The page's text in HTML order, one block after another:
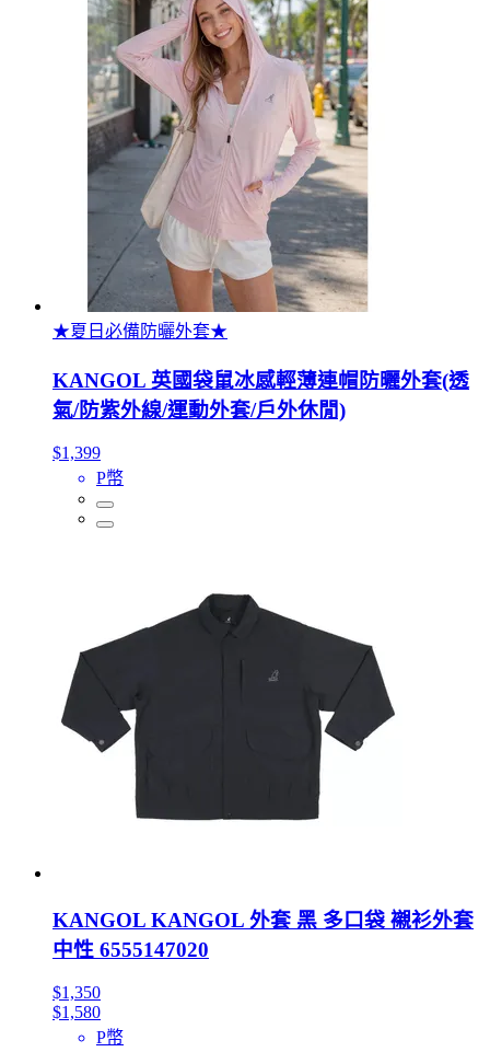
★夏日必備防曬外套★
KANGOL 英國袋鼠冰感輕薄連帽防曬外套(透
氣/防紫外線/運動外套/戶外休閒)
$1,399
P幣
KANGOL KANGOL 外套 黑 多口袋 襯衫外套
中性 6555147020
$1,350
$1,580
P幣